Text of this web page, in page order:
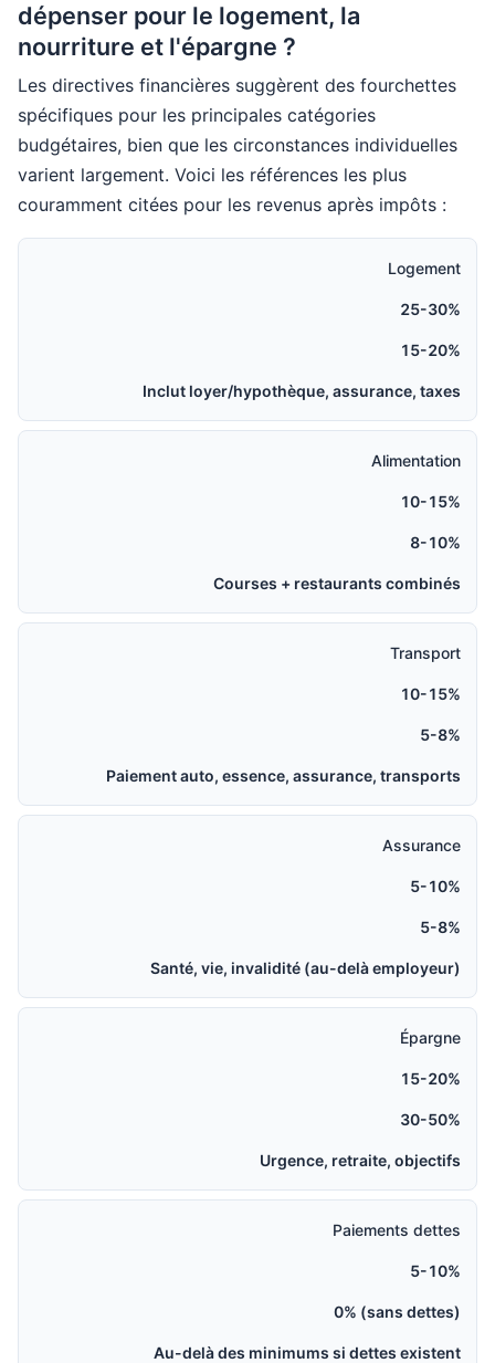
dépenser pour le logement, la
nourriture et l'épargne ?
Les directives financières suggèrent des fourchettes
spécifiques pour les principales catégories
budgétaires, bien que les circonstances individuelles
varient largement. Voici les références les plus
couramment citées pour les revenus après impôts :
Logement
25-30%
15-20%
Inclut loyer/hypothèque, assurance, taxes
Alimentation
10-15%
8-10%
Courses + restaurants combinés
Transport
10-15%
5-8%
Paiement auto, essence, assurance, transports
Assurance
5-10%
5-8%
Santé, vie, invalidité (au-delà employeur)
Épargne
15-20%
30-50%
Urgence, retraite, objectifs
Paiements dettes
5-10%
0% (sans dettes)
Au-delà des minimums si dettes existent